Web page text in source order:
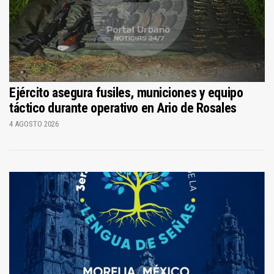
Ejército asegura fusiles, municiones y equipo
táctico durante operativo en Ario de Rosales
4 AGOSTO 2026